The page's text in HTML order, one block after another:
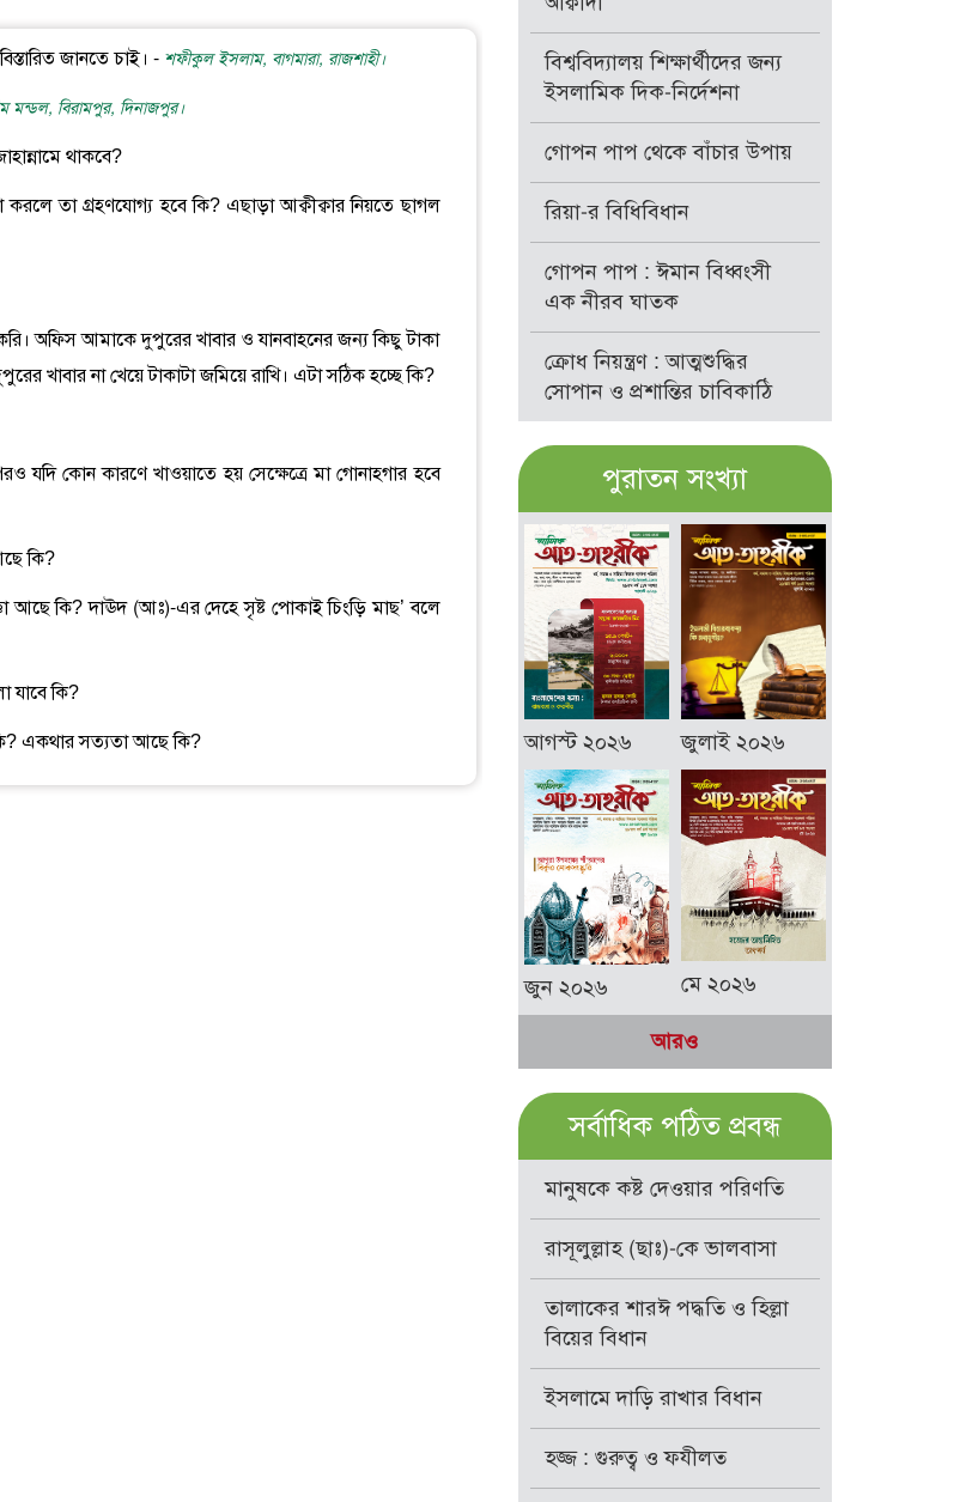
জানতে চাই। - শফীকুল ইসলাম, বাগমারা, রাজশাহী।
মন্ডল, বিরামপুর, দিনাজপুর।
থাকবে?
তা গ্রহণযোগ্য হবে কি? এছাড়া আক্বীক্বার নিয়তে ছাগল
অফিস আমাকে দুপুরের খাবার ও যানবাহনের জন্য কিছু টাকা
খাবার না খেয়ে টাকাটা জমিয়ে রাখি। এটা সঠিক হচ্ছে কি?
যদি কোন কারণে খাওয়াতে হয় সেক্ষেত্রে মা গোনাহগার হবে
কি?
আছে কি? দাঊদ (আঃ)-এর দেহে সৃষ্ট পোকাই চিংড়ি মাছ’ বলে
যাবে কি?
একথার সত্যতা আছে কি?
বিশ্ববিদ্যালয় শিক্ষার্থীদের জন্য
ইসলামিক দিক-নির্দেশনা
গোপন পাপ থেকে বাঁচার উপায়
রিয়া-র বিধিবিধান
গোপন পাপ : ঈমান বিধ্বংসী
এক নীরব ঘাতক
ক্রোধ নিয়ন্ত্রণ : আত্মশুদ্ধির
সোপান ও প্রশান্তির চাবিকাঠি
পুরাতন সংখ্যা
আগস্ট ২০২৬ জুলাই ২০২৬
জুন ২০২৬ মে ২০২৬
আরও
সর্বাধিক পঠিত প্রবন্ধ
মানুষকে কষ্ট দেওয়ার পরিণতি
রাসূলুল্লাহ (ছাঃ)-কে ভালবাসা
তালাকের শারঈ পদ্ধতি ও হিল্লা
বিয়ের বিধান
ইসলামে দাড়ি রাখার বিধান
হজ্জ : গুরুত্ব ও ফযীলত